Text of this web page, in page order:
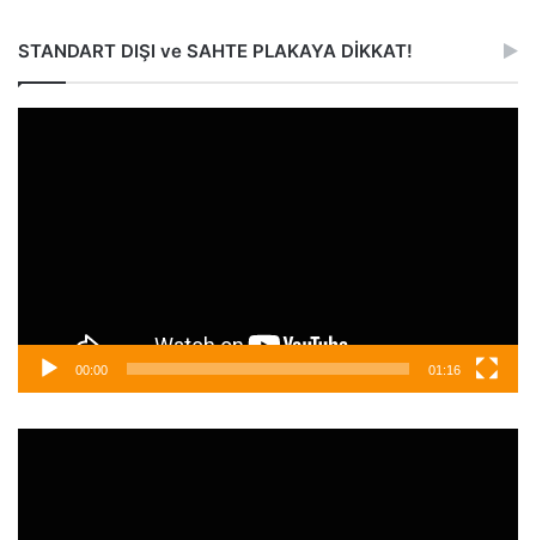
STANDART DIŞI ve SAHTE PLAKAYA DİKKAT!
00:00 01:16